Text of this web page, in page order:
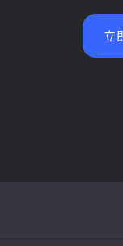
立